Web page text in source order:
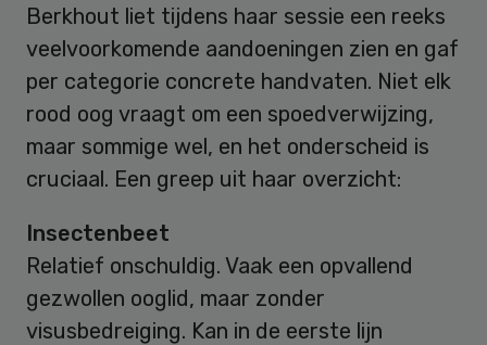
Berkhout liet tijdens haar sessie een reeks
veelvoorkomende aandoeningen zien en gaf
per categorie concrete handvaten. Niet elk
rood oog vraagt om een spoedverwijzing,
maar sommige wel, en het onderscheid is
cruciaal. Een greep uit haar overzicht:
Insectenbeet
Relatief onschuldig. Vaak een opvallend
gezwollen ooglid, maar zonder
visusbedreiging. Kan in de eerste lijn